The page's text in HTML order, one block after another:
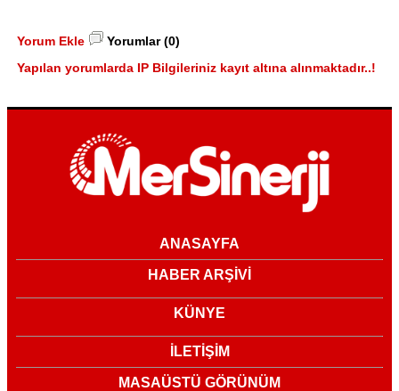
Yorum Ekle
Yorumlar (0)
Yapılan yorumlarda IP Bilgileriniz kayıt altına alınmaktadır..!
ANASAYFA
HABER ARŞİVİ
KÜNYE
İLETİŞİM
MASAÜSTÜ GÖRÜNÜM